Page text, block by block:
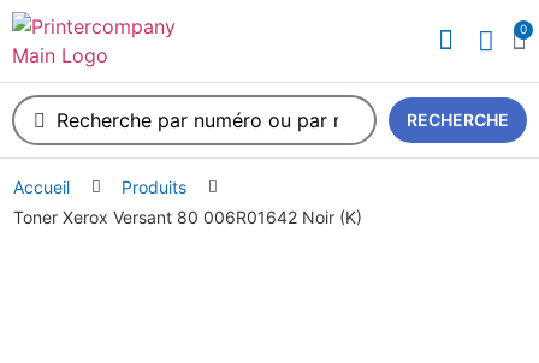
0
RECHERCHE
Accueil
Produits
Toner Xerox Versant 80 006R01642 Noir (K)